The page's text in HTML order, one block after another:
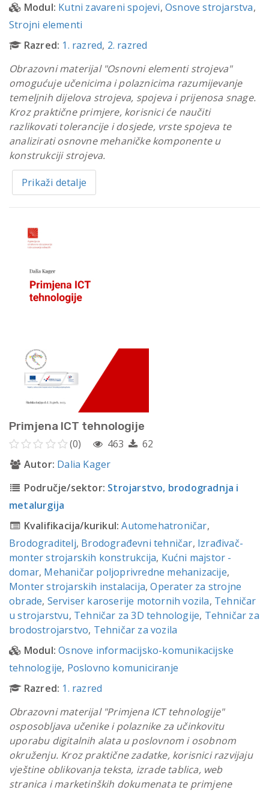
Modul: Kutni zavareni spojevi, Osnove strojarstva,
Strojni elementi
Razred: 1. razred, 2. razred
Obrazovni materijal "Osnovni elementi strojeva"
omogućuje učenicima i polaznicima razumijevanje
temeljnih dijelova strojeva, spojeva i prijenosa snage.
Kroz praktične primjere, korisnici će naučiti
razlikovati tolerancije i dosjede, vrste spojeva te
analizirati osnovne mehaničke komponente u
konstrukciji strojeva.
Prikaži detalje
Primjena ICT tehnologije
(0) 463
62
Autor: Dalia Kager
Područje/sektor: Strojarstvo, brodogradnja i
metalurgija
Kvalifikacija/kurikul: Automehatroničar,
Brodograditelj, Brodograđevni tehničar, Izrađivač-
monter strojarskih konstrukcija, Kućni majstor -
domar, Mehaničar poljoprivredne mehanizacije,
Monter strojarskih instalacija,Operater za strojne
obrade, Serviser karoserije motornih vozila, Tehničar
u strojarstvu, Tehničar za 3D tehnologije, Tehničar za
brodostrojarstvo, Tehničar za vozila
Modul: Osnove informacijsko-komunikacijske
tehnologije, Poslovno komuniciranje
Razred: 1. razred
Obrazovni materijal "Primjena ICT tehnologije"
osposobljava učenike i polaznike za učinkovitu
uporabu digitalnih alata u poslovnom i osobnom
okruženju. Kroz praktične zadatke, korisnici razvijaju
vještine oblikovanja teksta, izrade tablica, web
stranica i marketinških dokumenata te primjene